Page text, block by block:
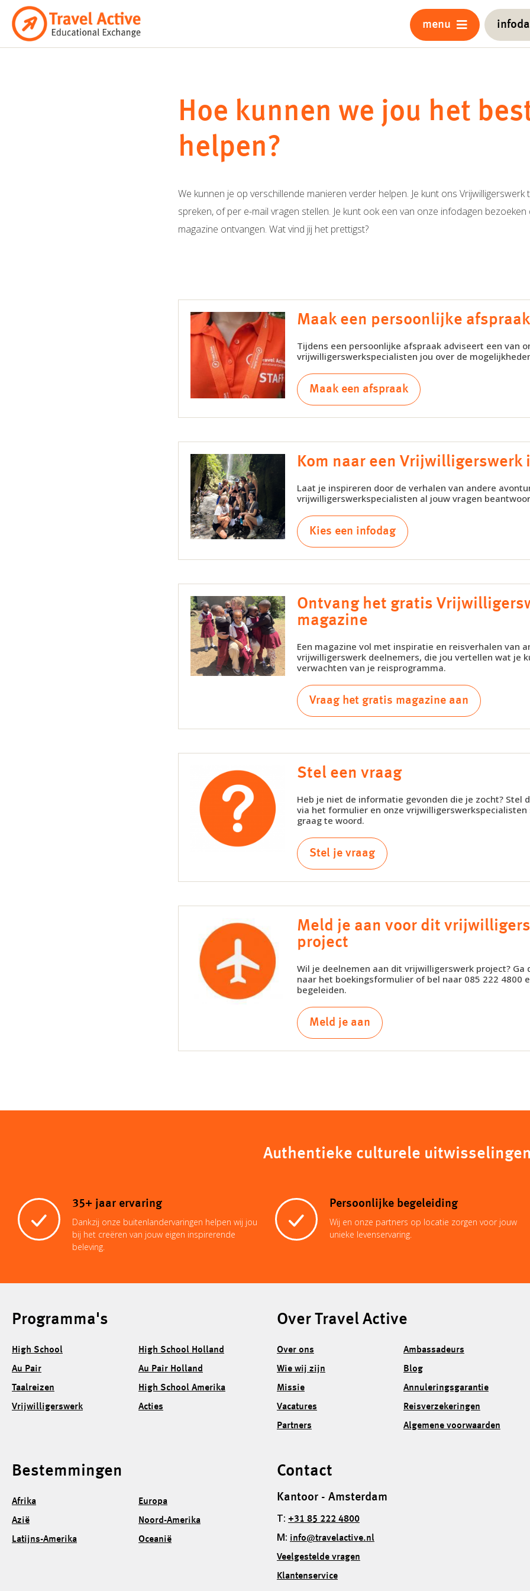
naar
menu
Hoe kunnen we jou het
helpen?
We kunnen je op verschillende manieren verder helpen. Je kunt ons Vrijwilligerswerk
spreken, of per e-mail vragen stellen. Je kunt ook een van onze infodagen
magazine ontvangen. Wat vind jij het prettigst?
Maak een persoonlijke afspraak
Tijdens een persoonlijke afspraak adviseert een van
vrijwilligerswerkspecialisten jou over de
Maak een afspraak
Kom naar een Vrijwilligerswerk
Laat je inspireren door de verhalen van andere
vrijwilligerswerkspecialisten al jouw vragen
Kies een infodag
Ontvang het gratis
magazine
Een magazine vol met inspiratie en reisverhalen van
vrijwilligerswerk deelnemers, die jou vertellen wat je
verwachten van je reisprogramma.
Vraag het gratis magazine aan
Stel een vraag
Heb je niet de informatie gevonden die je zocht? Stel
via het formulier en onze vrijwilligerswerkspecialisten
graag te woord.
Stel je vraag
Meld je aan voor dit
project
Wil je deelnemen aan dit vrijwilligerswerk project? Ga
naar het boekingsformulier of bel naar 085 222 4800
begeleiden.
Meld je aan
Authentieke culturele uitwisselingen
35+ jaar ervaring
Dankzij onze buitenlandervaringen helpen wij jou
bij het creëren van jouw eigen inspirerende
beleving.
Persoonlijke begeleiding
Wij en onze partners op locatie zorgen voor jouw
unieke levenservaring.
Programma's
High School
Au Pair
Taalreizen
Vrijwilligerswerk
High School Holland
Au Pair Holland
High School Amerika
Acties
Over Travel Active
Over ons
Wie wij zijn
Missie
Vacatures
Partners
Ambassadeurs
Blog
Annuleringsgarantie
Reisverzekeringen
Algemene voorwaarden
Bestemmingen
Afrika
Azië
Latijns-Amerika
Europa
Noord-Amerika
Oceanië
Contact
Kantoor - Amsterdam
T: +31 85 222 4800
M: info@travelactive.nl
Veelgestelde vragen
Klantenservice